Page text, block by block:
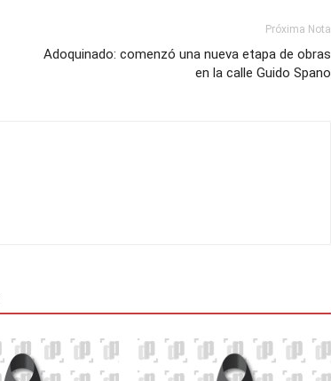
Próxima Nota
Adoquinado: comenzó una nueva etapa de obras
en la calle Guido Spano